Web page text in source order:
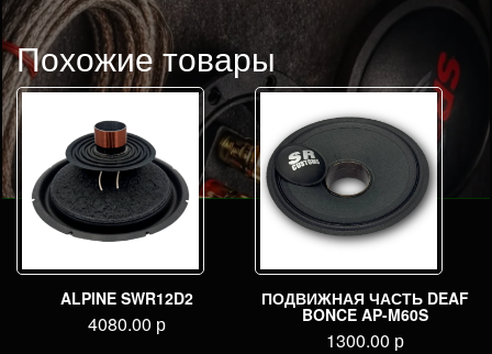
Похожие товары
ALPINE SWR12D2
4080.00 р
ПОДВИЖНАЯ ЧАСТЬ DEAF
BONCE AP-M60S
1300.00 р